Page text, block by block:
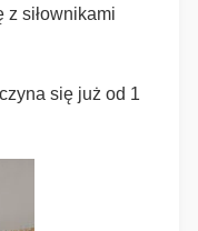
z siłownikami
się już od 1